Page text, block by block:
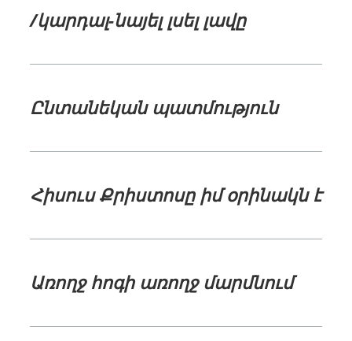
/կարդալ-նայել լսել լավը
Ընտանեկան պատմություն
Հիսուս Քրիստոսը իմ օրինակն է
Առողջ հոգի առողջ մարմնում